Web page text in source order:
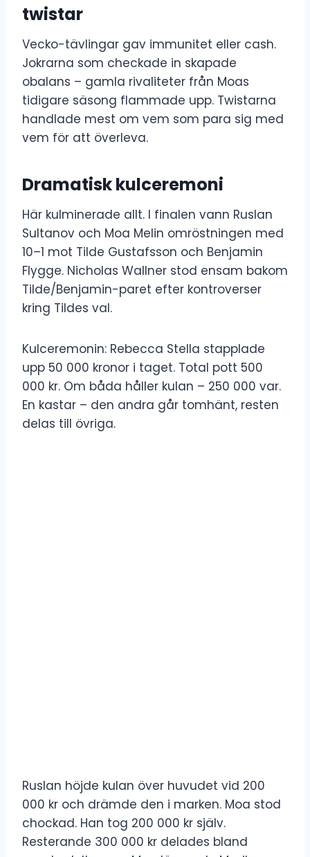
twistar
Vecko-tävlingar gav immunitet eller cash.
Jokrarna som checkade in skapade
obalans – gamla rivaliteter från Moas
tidigare säsong flammade upp. Twistarna
handlade mest om vem som para sig med
vem för att överleva.
Dramatisk kulceremoni
Här kulminerade allt. I finalen vann Ruslan
Sultanov och Moa Melin omröstningen med
10–1 mot Tilde Gustafsson och Benjamin
Flygge. Nicholas Wallner stod ensam bakom
Tilde/Benjamin-paret efter kontroverser
kring Tildes val.
Kulceremonin: Rebecca Stella stapplade
upp 50 000 kronor i taget. Total pott 500
000 kr. Om båda håller kulan – 250 000 var.
En kastar – den andra går tomhänt, resten
delas till övriga.
Ruslan höjde kulan över huvudet vid 200
000 kr och drämde den i marken. Moa stod
chockad. Han tog 200 000 kr själv.
Resterande 300 000 kr delades bland